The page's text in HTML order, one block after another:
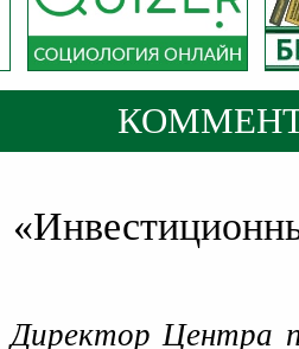
Директор Центра